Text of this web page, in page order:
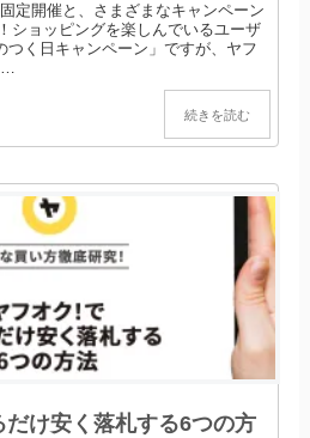
定開催と、さまざまなキャンペーン
ショッピングを楽しんでいるユーザ
つく日キャンペーン」ですが、ヤフ
続きを読む
け安く落札する6つの方